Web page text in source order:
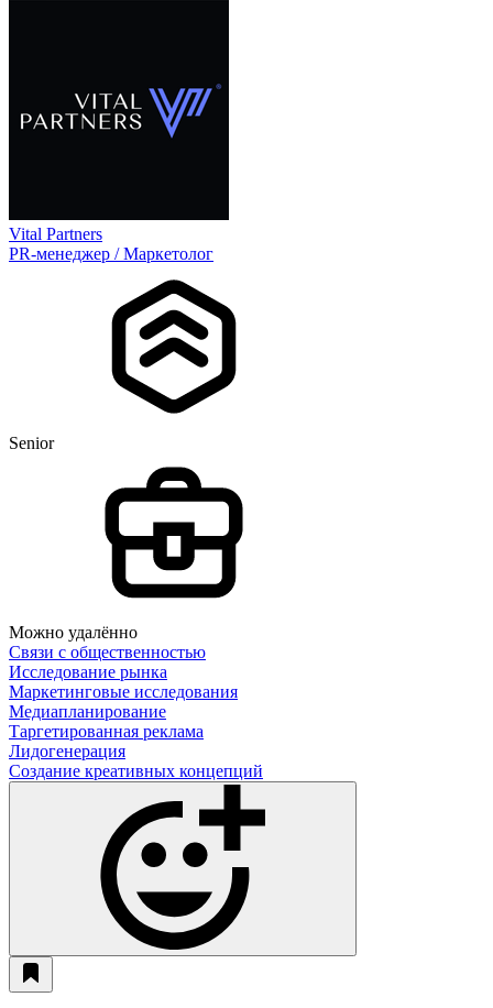
Vital Partners
PR-менеджер / Маркетолог
Senior
Можно удалённо
Связи с общественностью
Исследование рынка
Маркетинговые исследования
Медиапланирование
Таргетированная реклама
Лидогенерация
Создание креативных концепций